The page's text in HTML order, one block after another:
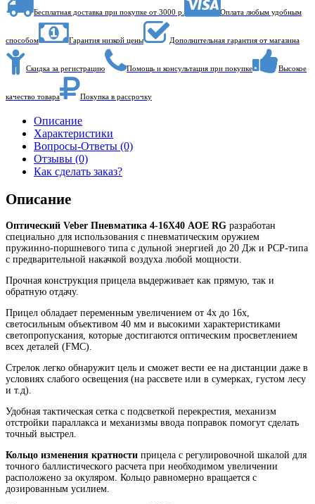
Бесплатная доставка при покупке от 3000 р. Оплата любым удобным
способом Гарантия низкой цены Дополнительная гарантия от магазина
Скидка за регистрацию Помощь и консультация при покупке Высокое
качество товара Покупка в рассрочку
Описание
Характеристики
Вопросы-Ответы (0)
Отзывы (0)
Как сделать заказ?
Описание
Оптический Veber Пневматика 4-16Х40 AOE RG разработан
специально для использования с пневматическим оружием
пружинно-поршневого типа с дульной энергией до 20 Дж и PCP-типа
с предварительной накачкой воздуха любой мощности.
Прочная конструкция прицела выдерживает как прямую, так и
обратную отдачу.
Прицел обладает переменным увеличением от 4х до 16х,
светосильным объективом 40 мм и высокими характеристиками
светопропускания, которые достигаются оптическим просветлением
всех деталей (FMC).
Стрелок легко обнаружит цель и сможет вести ее на дистанции даже в
условиях слабого освещения (на рассвете или в сумерках, густом лесу
и т.д).
Удобная тактическая сетка с подсветкой перекрестия, механизм
отстройки параллакса и механизмы ввода поправок помогут сделать
точный выстрел.
Кольцо изменения кратности прицела с регулировочной шкалой для
точного баллистического расчета при необходимом увеличении
расположено за окуляром. Кольцо равномерно вращается с
дозированным усилием.